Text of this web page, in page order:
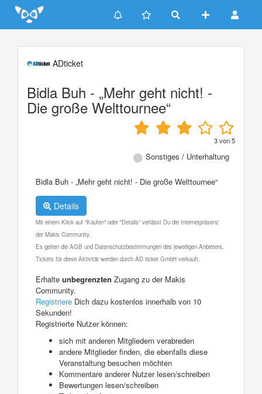
Update cookies preferences
ADticket
Bidla Buh - „Mehr geht nicht! -
Die große Welttournee“
3von5
Sonstiges / Unterhaltung
Bidla Buh - „Mehr geht nicht! - Die große Welttournee“
Details
Mit einem Klick auf "Kaufen" oder "Details" verlässt Du die Internetpräsenz
der Makis Community.
Es gelten die AGB und Datenschutzbestimmungen des jeweiligen Anbieters.
Tickets für diese Aktivität werden durch AD ticket GmbH verkauft.
Erhalte unbegrenzten Zugang zu der Makis
Community.
Registriere Dich dazu kostenlos innerhalb von 10
Sekunden!
Registrierte Nutzer können:
sich mit anderen Mitgliedern verabreden
andere Mitglieder finden, die ebenfalls diese
Veranstaltung besuchen möchten
Kommentare anderer Nutzer lesen/schreiben
Bewertungen lesen/schreiben